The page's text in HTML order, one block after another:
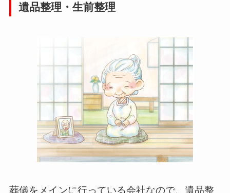
遺品整理・生前整理
葬儀をメインに行っている会社なので、遺品整